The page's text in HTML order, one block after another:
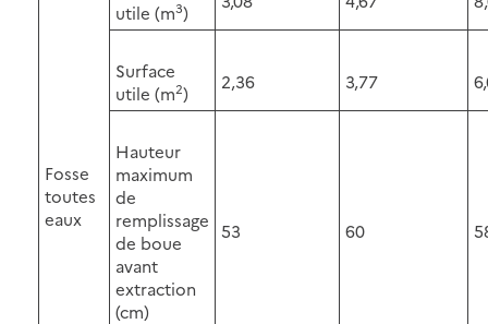
Fosse
toutes
eaux
utile (m3)
Surface
utile (m2)
2,36 3,77
Hauteur
maximum
de
remplissage
de boue
avant
extraction
(cm)
53 60